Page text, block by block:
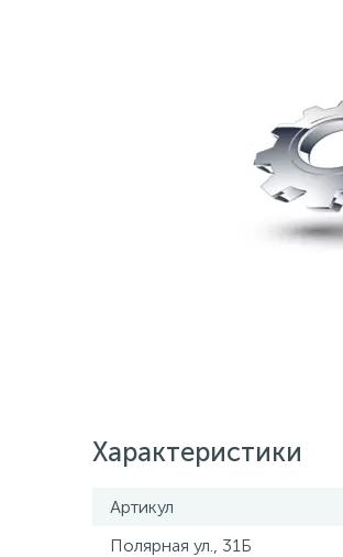
Характеристики
Артикул
Полярная ул., 31Б